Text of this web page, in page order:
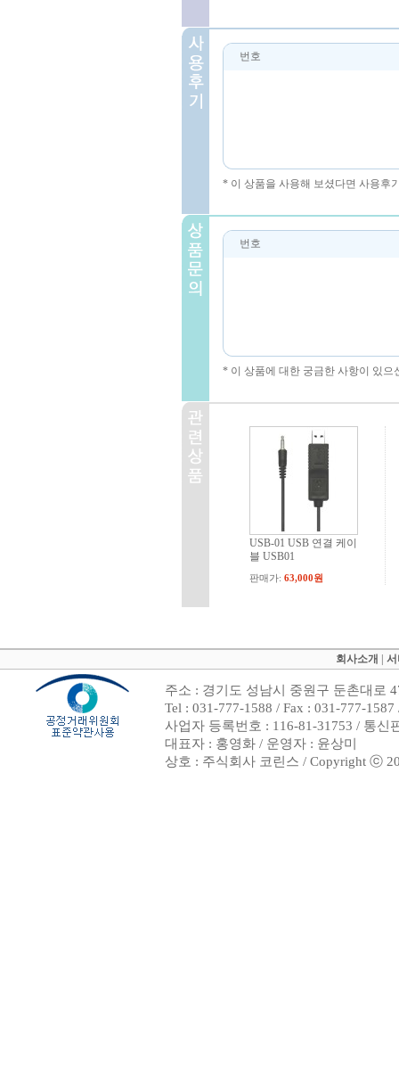
번호
* 이 상품을 사용해 보셨다면 사용후
번호
* 이 상품에 대한 궁금한 사항이 있
USB-01 USB 연결 케이
블 USB01
판매가: 63,000원
회사소개
주소 : 경기도 성남시 중원구 둔촌대로
Tel : 031-777-1588 / Fax : 031-777-
사업자 등록번호 : 116-81-31753 / 통신
대표자 : 홍영화 / 운영자 : 윤상미
상호 : 주식회사 코린스 / Copyright ⓒ